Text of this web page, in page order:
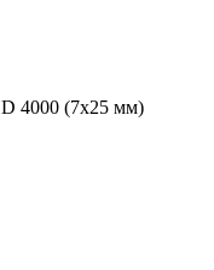
4000 (7x25 мм)